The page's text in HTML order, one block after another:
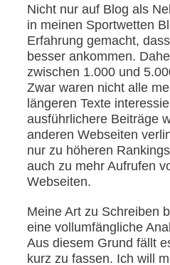
Nicht nur auf Blog als
in meinen Sportwetten
Erfahrung gemacht,
besser ankommen.
zwischen 1.000 und
Zwar waren nicht alle
längeren Texte
ausführlichere Beiträge
anderen Webseiten
nur zu höheren
auch zu mehr Aufrufen
Webseiten.
Meine Art zu Schreiben
eine vollumfängliche
Aus diesem Grund fällt
kurz zu fassen. Ich will